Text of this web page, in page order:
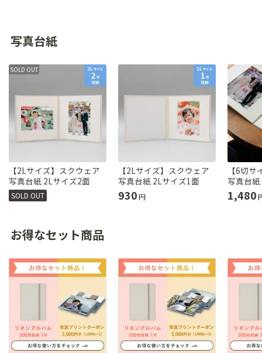
写真台紙
SOLD OUT
【2Lサイズ】スクウェア
写真台紙 2Lサイズ2面
SOLD OUT
【2Lサイズ】スクウェア
写真台紙 2Lサイズ1面
930円
【6切
写真台
1,480
お得なセット商品